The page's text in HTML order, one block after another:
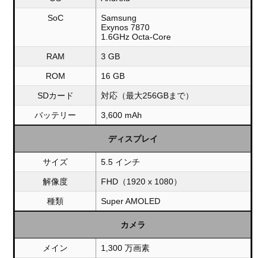
SoC
Samsung
Exynos 7870
1.6GHz Octa-Core
RAM 3 GB
ROM 16 GB
SDカード 対応（最大256GBまで）
バッテリー 3,600 mAh
ディスプレイ
サイズ 5.5 インチ
解像度 FHD（1920 x 1080）
種類 Super AMOLED
カメラ
メイン 1,300 万画素